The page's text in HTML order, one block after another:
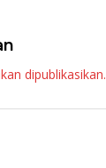
dipublikasikan.